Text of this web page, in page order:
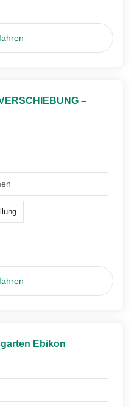
–
Ebikon